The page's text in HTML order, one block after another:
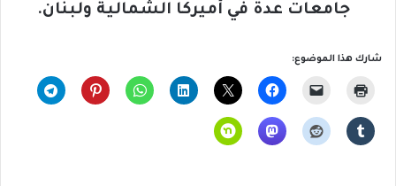
جامعات عدة في أميركا الشمالية ولبنان.
شارك هذا الموضوع: